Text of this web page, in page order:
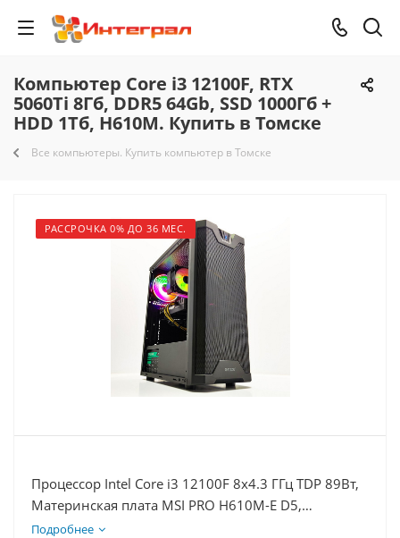
Компьютер Core i3 12100F, RTX
5060Ti 8Гб, DDR5 64Gb, SSD 1000Гб +
HDD 1Тб, H610M. Купить в Томске
Все компьютеры. Купить компьютер в Томске
РАССРОЧКА 0% ДО 36 МЕС.
Процессор Intel Core i3 12100F 8x4.3 ГГц TDP 89Вт,
Материнская плата MSI PRO H610M-E D5,
Видеокарта RTX 5060Ti 8Гб, Память DDR5 64Gb,
Подробнее